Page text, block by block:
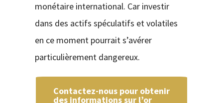
monétaire international. Car investir
dans des actifs spéculatifs et volatiles
en ce moment pourrait s’avérer
particulièrement dangereux.
Contactez-nous pour obtenir
des informations sur l’or